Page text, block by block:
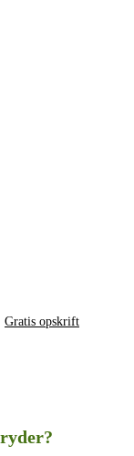
Gratis opskrift